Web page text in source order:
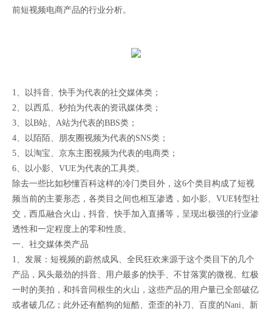
前短视频电商产品的行业分析。
1、以抖音、快手为代表的社交媒体类；
2、以西瓜、秒拍为代表的资讯媒体类；
3、以B站、A站为代表的BBS类；
4、以陌陌、朋友圈视频为代表的SNS类；
5、以淘宝、京东主图视频为代表的电商类；
6、以小影、VUE为代表的工具类。
除去一些比如秒懂百科这样的冷门类目外，这6个类目构成了短视
频当前的主要形态，各类目之间也相互渗透，如小影、VUE转型社
交，西瓜融合火山，抖音、快手加入直播等，呈现出极强的行业渗
透性和一定程度上的零和性质。
一、社交媒体类产品
1、发展：短视频的蔚然成风、全民狂欢来源于这个类目下的几个
产品，风头最劲的抖音、用户最多的快手、不甘落寞的微视、红极
一时的美拍，和抖音同根生的火山，这些产品的用户量已全部破亿
或者破几亿；此外还有酷狗的短酷、歪歪的补刀、百度的Nani、新